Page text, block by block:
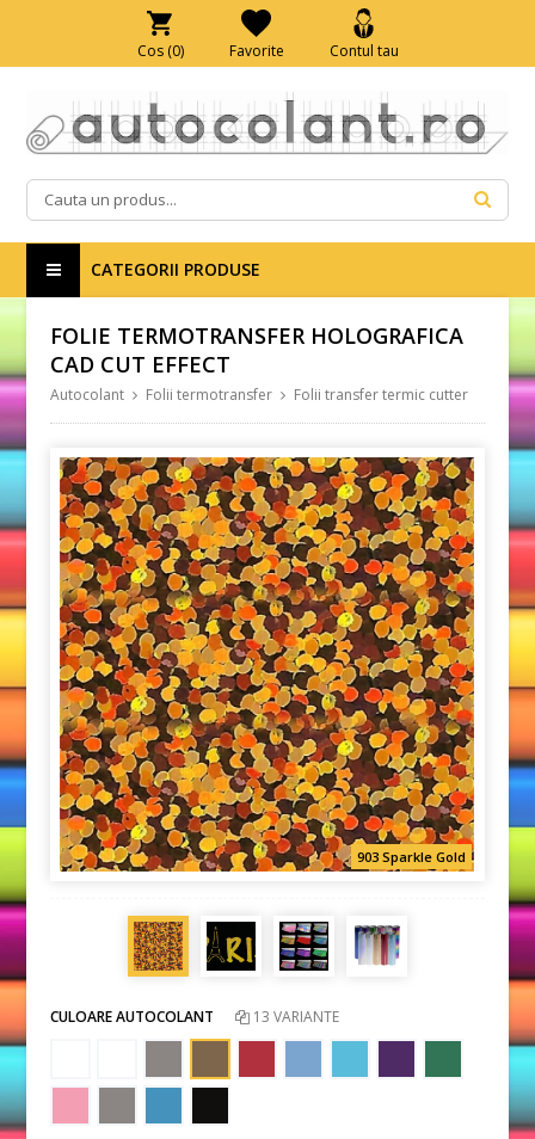
Cos (0) Favorite Contul tau
CATEGORII PRODUSE
FOLIE TERMOTRANSFER HOLOGRAFICA
CAD CUT EFFECT
Autocolant Folii termotransfer Folii transfer termic cutter
903 Sparkle Gold
CULOARE AUTOCOLANT 13 VARIANTE